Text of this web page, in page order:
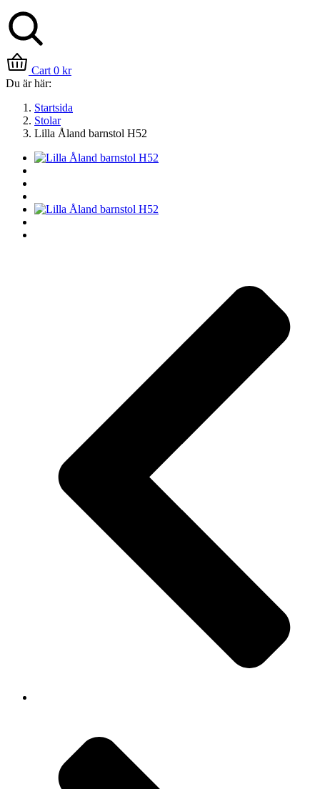
Cart 0 kr
Du är här:
Startsida
Stolar
Lilla Åland barnstol H52